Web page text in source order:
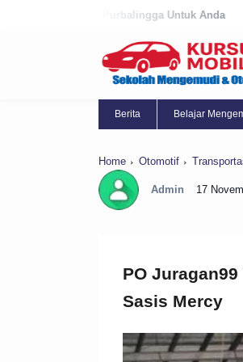
11 Daftar Bengkel
Berita Belajar
Home Otomotif
Admin 17
PO
Sasis Mercy